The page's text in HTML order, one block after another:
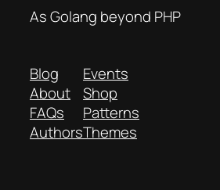
As Golang beyond PHP
Blog
About
FAQs
Authors
Events
Shop
Patterns
Themes